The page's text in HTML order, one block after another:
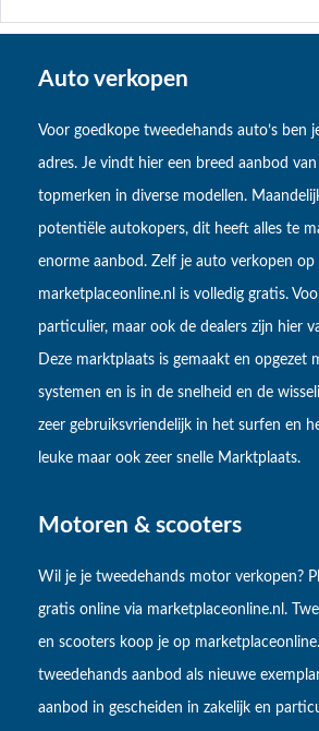
Auto verkopen
Voor goedkope tweedehands auto’s ben
adres. Je vindt hier een breed aanbod
topmerken in diverse modellen.
potentiële autokopers, dit heeft alles te
enorme aanbod. Zelf je auto verkopen op
marketplaceonline.nl is volledig gratis.
particulier, maar ook de dealers zijn hier
Deze marktplaats is gemaakt en opgezet
systemen en is in de snelheid en de
zeer gebruiksvriendelijk in het surfen en
leuke maar ook zeer snelle Marktplaats.
Motoren & scooters
Wil je je tweedehands motor verkopen?
gratis online via marketplaceonline.nl.
en scooters koop je op
tweedehands aanbod als nieuwe
aanbod in gescheiden in zakelijk en